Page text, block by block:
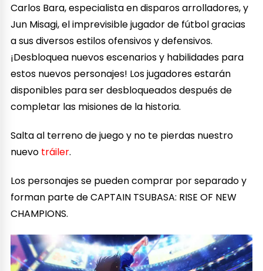
Carlos Bara, especialista en disparos arrolladores, y
Jun Misagi, el imprevisible jugador de fútbol gracias
a sus diversos estilos ofensivos y defensivos.
¡Desbloquea nuevos escenarios y habilidades para
estos nuevos personajes! Los jugadores estarán
disponibles para ser desbloqueados después de
completar las misiones de la historia.
Salta al terreno de juego y no te pierdas nuestro
nuevo tráiler.
Los personajes se pueden comprar por separado y
forman parte de CAPTAIN TSUBASA: RISE OF NEW
CHAMPIONS.